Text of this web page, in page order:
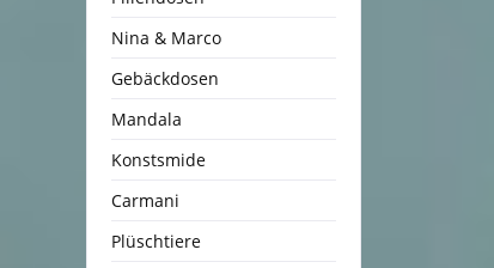
Nina & Marco
Gebäckdosen
Mandala
Konstsmide
Carmani
Plüschtiere